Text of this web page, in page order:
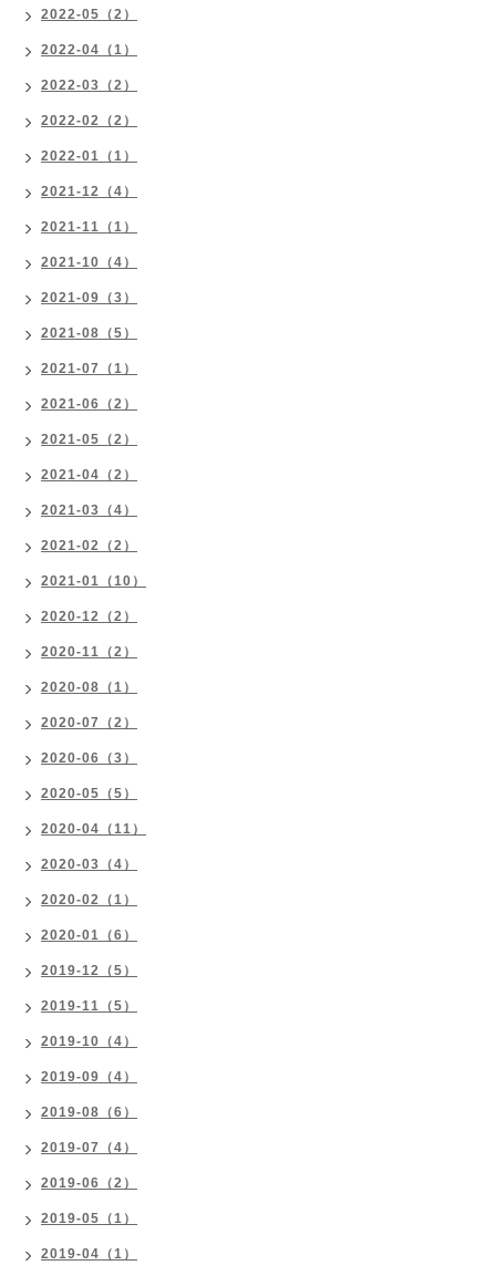
2022-05（2）
2022-04（1）
2022-03（2）
2022-02（2）
2022-01（1）
2021-12（4）
2021-11（1）
2021-10（4）
2021-09（3）
2021-08（5）
2021-07（1）
2021-06（2）
2021-05（2）
2021-04（2）
2021-03（4）
2021-02（2）
2021-01（10）
2020-12（2）
2020-11（2）
2020-08（1）
2020-07（2）
2020-06（3）
2020-05（5）
2020-04（11）
2020-03（4）
2020-02（1）
2020-01（6）
2019-12（5）
2019-11（5）
2019-10（4）
2019-09（4）
2019-08（6）
2019-07（4）
2019-06（2）
2019-05（1）
2019-04（1）